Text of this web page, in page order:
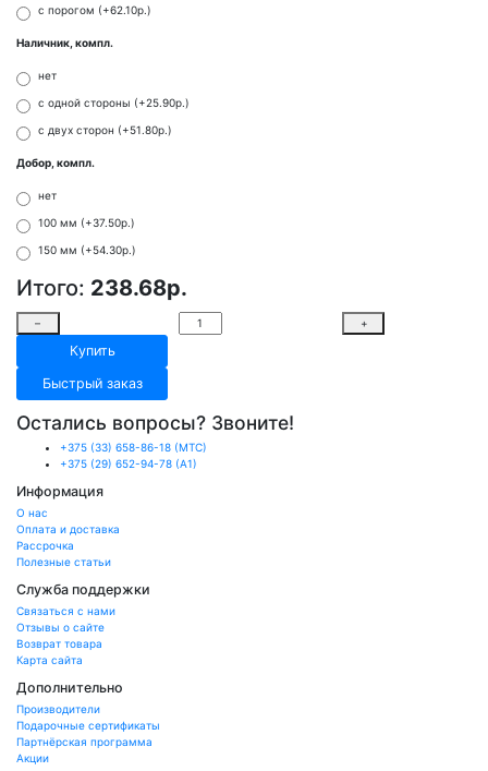
с порогом (+62.10р.)
Наличник, компл.
нет
с одной стороны (+25.90р.)
с двух сторон (+51.80р.)
Добор, компл.
нет
100 мм (+37.50р.)
150 мм (+54.30р.)
Итого: 238.68р.
– +
Купить
Быстрый заказ
Остались вопросы? Звоните!
+375 (33) 658-86-18 (МТС)
+375 (29) 652-94-78 (A1)
Информация
О нас
Оплата и доставка
Рассрочка
Полезные статьи
Служба поддержки
Связаться с нами
Отзывы о сайте
Возврат товара
Карта сайта
Дополнительно
Производители
Подарочные сертификаты
Партнёрская программа
Акции